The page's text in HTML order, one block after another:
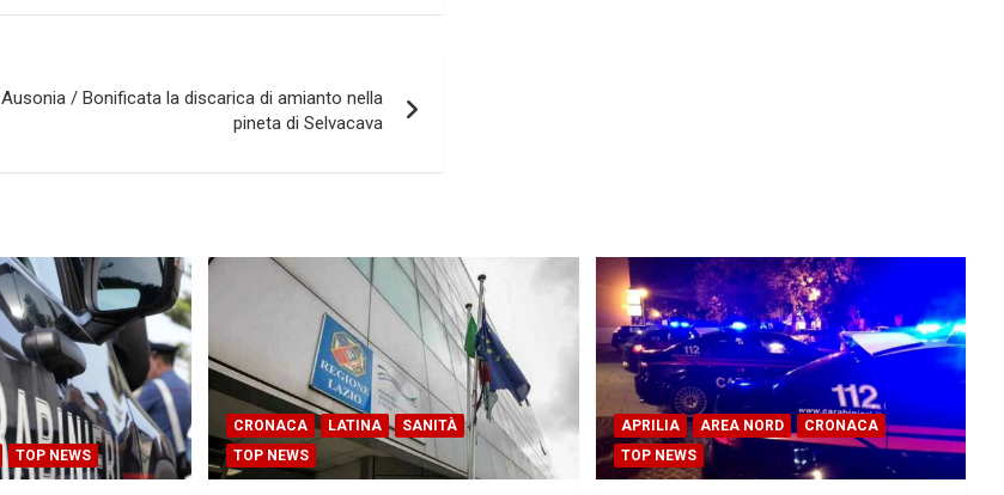
Ausonia / Bonificata la discarica di amianto nella
pineta di Selvacava
TOP NEWS
CRONACA LATINA
SANITÀ
TOP NEWS
APRILIA AREA NORD
CRONACA
TOP NEWS